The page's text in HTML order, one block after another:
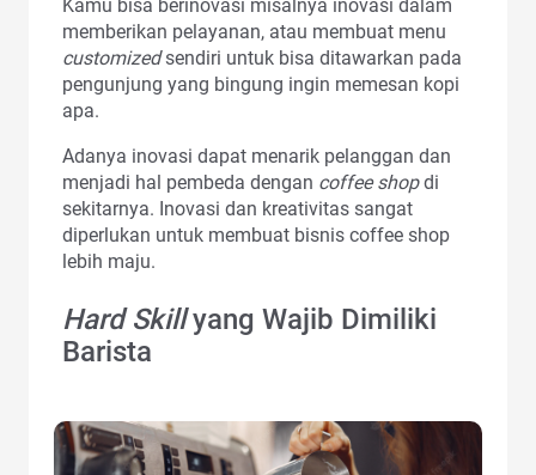
Kamu bisa berinovasi misalnya inovasi dalam
memberikan pelayanan, atau membuat menu
customizedsendiri untuk bisa ditawarkan pada
pengunjung yang bingung ingin memesan kopi
apa.
Adanya inovasi dapat menarik pelanggan dan
menjadi hal pembeda dengan coffee shopdi
sekitarnya. Inovasi dan kreativitas sangat
diperlukan untuk membuat bisnis coffee shop
lebih maju.
Hard Skillyang Wajib Dimiliki
Barista